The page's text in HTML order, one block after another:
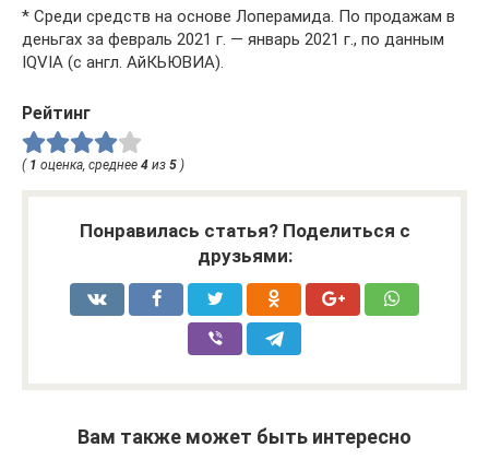
* Среди средств на основе Лоперамида. По продажам в
деньгах за февраль 2021 г. — январь 2021 г., по данным
IQVIA (с англ. АйКЬЮВИА).
Рейтинг
( 1 оценка, среднее 4 из 5 )
Понравилась статья? Поделиться с
друзьями:
Вам также может быть интересно